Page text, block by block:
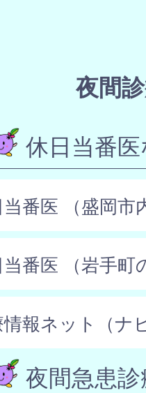
夜間
休日当番
番医 （盛岡市
番医 （岩手町
報ネット（ナ
夜間急患